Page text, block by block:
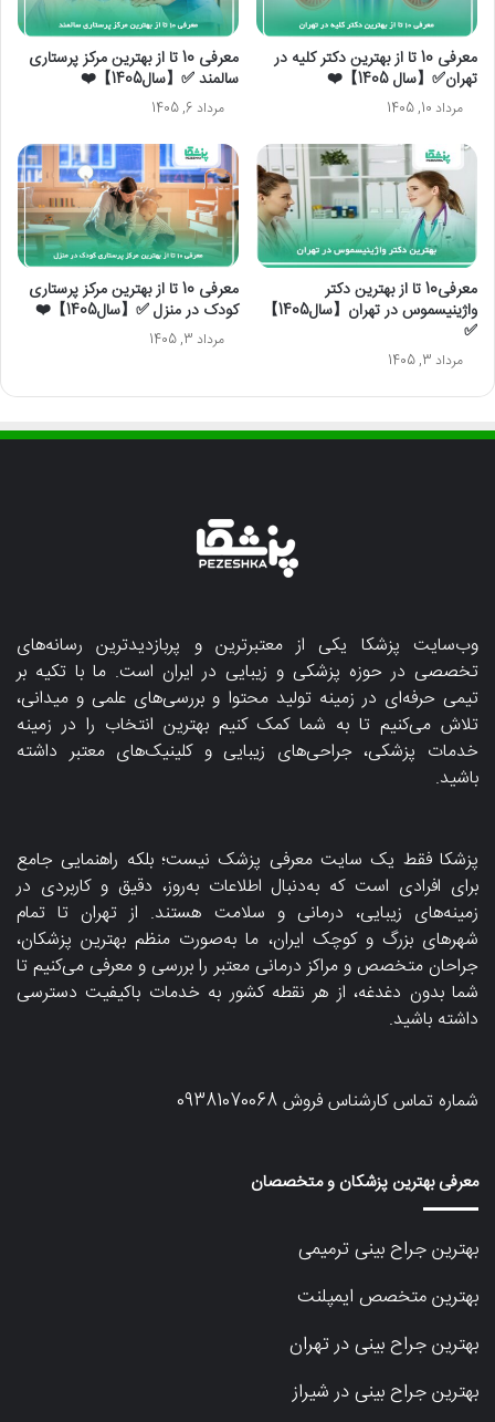
معرفی 10 تا از بهترین دکتر کلیه در
تهران✅【سال 1405】❤️
مرداد 10, 1405
معرفی 10 تا از بهترین مرکز پرستاری
سالمند ✅【سال1405】❤️
مرداد 6, 1405
معرفی10 تا از بهترین دکتر
واژینیسموس در تهران【سال1405】
✅
مرداد 3, 1405
معرفی 10 تا از بهترین مرکز پرستاری
کودک در منزل ✅【سال1405】❤️
مرداد 3, 1405
وب‌سایت پزشکا یکی از معتبرترین و پربازدیدترین رسانه‌های
تخصصی در حوزه پزشکی و زیبایی در ایران است. ما با تکیه بر
تیمی حرفه‌ای در زمینه تولید محتوا و بررسی‌های علمی و میدانی،
تلاش می‌کنیم تا به شما کمک کنیم بهترین انتخاب را در زمینه
خدمات پزشکی، جراحی‌های زیبایی و کلینیک‌های معتبر داشته
باشید.
پزشکا فقط یک سایت معرفی پزشک نیست؛ بلکه راهنمایی جامع
برای افرادی است که به‌دنبال اطلاعات به‌روز، دقیق و کاربردی در
زمینه‌های زیبایی، درمانی و سلامت هستند. از تهران تا تمام
شهرهای بزرگ و کوچک ایران، ما به‌صورت منظم بهترین پزشکان،
جراحان متخصص و مراکز درمانی معتبر را بررسی و معرفی می‌کنیم تا
شما بدون دغدغه، از هر نقطه کشور به خدمات باکیفیت دسترسی
داشته باشید.
شماره تماس کارشناس فروش09381070068
معرفی بهترین پزشکان و متخصصان
بهترین جراح بینی ترمیمی
بهترین متخصص ایمپلنت
بهترین جراح بینی در تهران
بهترین جراح بینی در شیراز